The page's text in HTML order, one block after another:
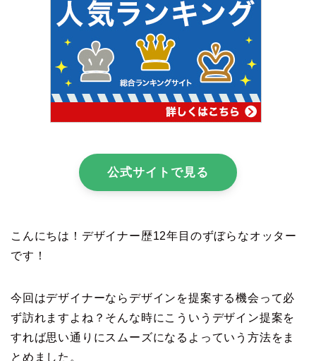
公式サイトで見る
こんにちは！デザイナー歴12年目のずぼらなオッター
です！
今回はデザイナーならデザインを提案する機会って必
ず訪れますよね？そんな時にこういうデザイン提案を
すれば思い通りにスムーズになるよっていう方法をま
とめました。